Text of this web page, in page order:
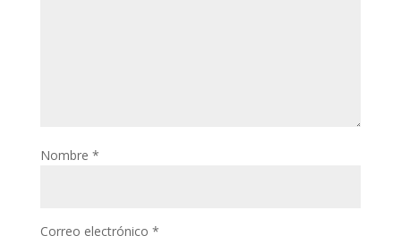
Nombre *
Correo electrónico *